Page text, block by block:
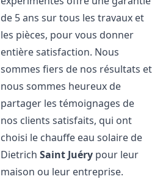
de 5 ans sur tous les travaux et
les pièces, pour vous donner
entière satisfaction. Nous
sommes fiers de nos résultats et
nous sommes heureux de
partager les témoignages de
nos clients satisfaits, qui ont
choisi le chauffe eau solaire de
DietrichSaint Juéry pour leur
maison ou leur entreprise.